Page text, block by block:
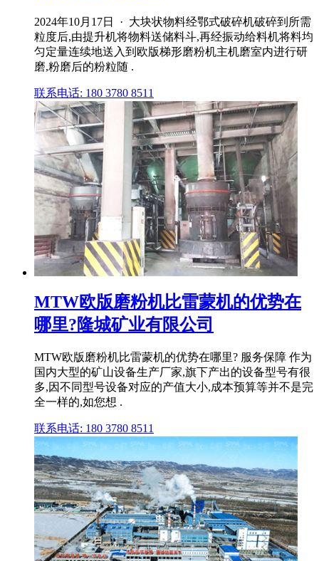
2024年10月17日 · 大块状物料经鄂式破碎机破碎到所需
粒度后,由提升机将物料送储料斗,再经振动给料机将料均
匀定量连续地送入到欧版梯形磨粉机主机磨室内进行研
磨,粉磨后的粉粒随 .
联系电话: 180 3780 8511
MTW欧版磨粉机比雷蒙机的优势在
哪里?隆城矿业有限公司
MTW欧版磨粉机比雷蒙机的优势在哪里? 服务保障 作为
国内大型的矿山设备生产厂家,旗下产出的设备型号有很
多,因不同型号设备对应的产值大小,成本预算等并不是完
全一样的,如您想 .
联系电话: 180 3780 8511